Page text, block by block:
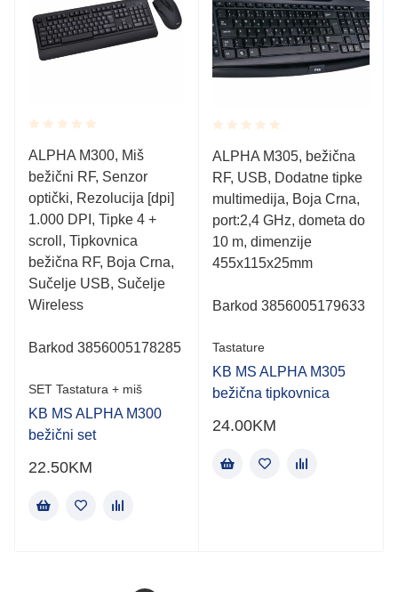
Rated
0.001
out
5
ALPHA M300, Miš
bežični RF, Senzor
optički, Rezolucija [dpi]
1.000 DPI, Tipke 4 +
scroll, Tipkovnica
bežična RF, Boja Crna,
Sučelje USB, Sučelje
Wireless
Barkod 3856005178285
SET Tastatura + miš
KB MS ALPHA M300
bežični set
22.50KM
Rated
0.001
out
5
ALPHA M305, bežična
RF, USB, Dodatne tipke
multimedija, Boja Crna,
port:2,4 GHz, dometa do
10 m, dimenzije
455x115x25mm
Barkod 3856005179633
Tastature
KB MS ALPHA M305
bežična tipkovnica
24.00KM